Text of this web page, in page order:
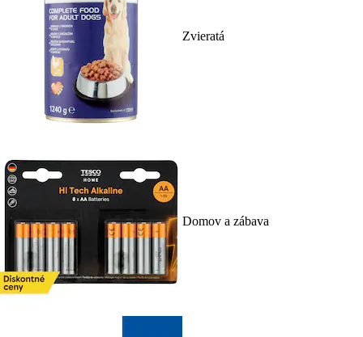
Zvieratá
Domov a zábava